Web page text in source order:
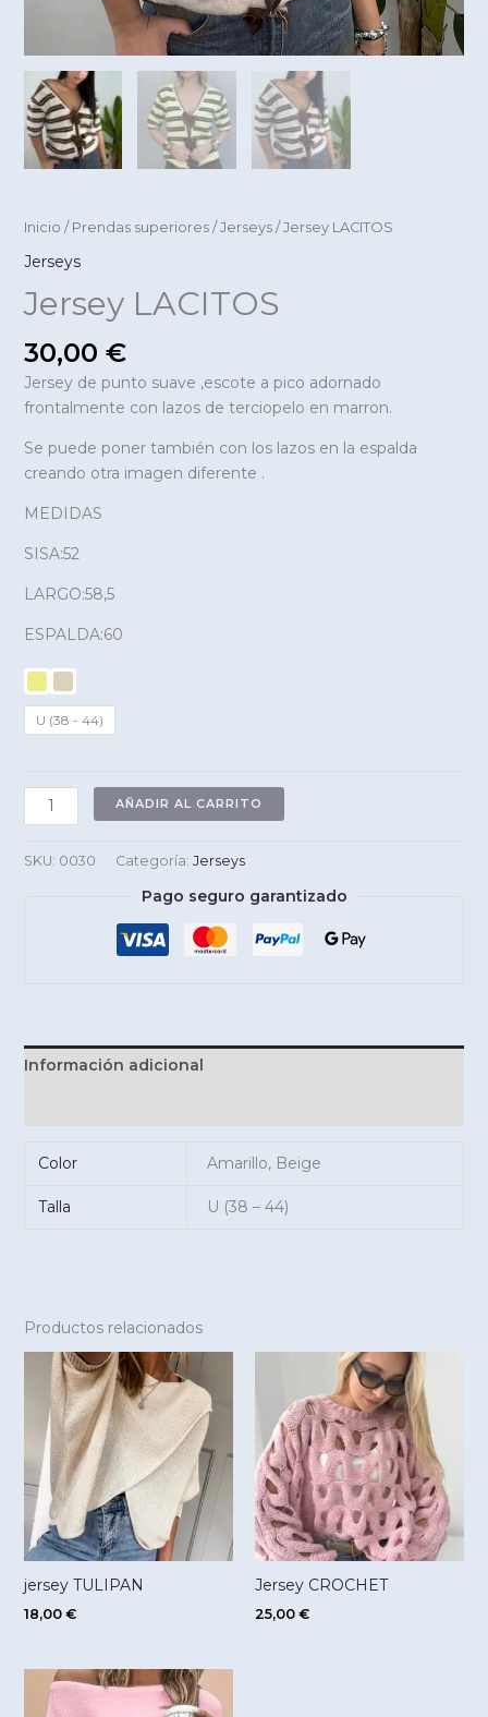
Inicio / Prendas superiores/ Jerseys/ Jersey LACITOS
Jerseys
Jersey LACITOS
30,00 €
Jersey de punto suave ,escote a pico adornado
frontalmente con lazos de terciopelo en marron.
Se puede poner también con los lazos en la espalda
creando otra imagen diferente .
MEDIDAS
SISA:52
LARGO:58,5
ESPALDA:60
U (38 - 44)
Jersey
LACITOS
AÑADIR AL CARRITO
SKU: 0030 Categoría: Jerseys
Pago seguro garantizado
Información adicional
Color Amarillo, Beige
Talla U (38 – 44)
Productos relacionados
jersey TULIPAN
18,00 €
Jersey CROCHET
25,00 €